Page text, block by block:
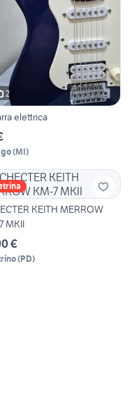
2
elettrica
(MI)
KEITH MERROW
MKII
€
(PD)